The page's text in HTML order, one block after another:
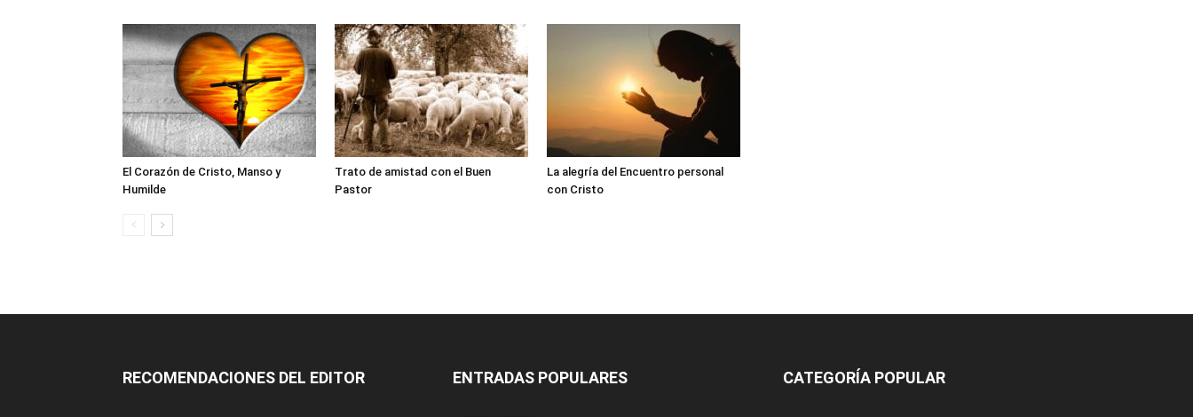
El Corazón de Cristo, Manso y
Humilde
Trato de amistad con el Buen
Pastor
La alegría del Encuentro personal
con Cristo
RECOMENDACIONES DEL EDITOR ENTRADAS POPULARES CATEGORÍA POPULAR